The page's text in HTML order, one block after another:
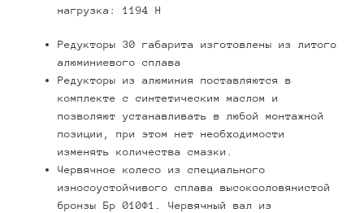
нагрузка: 1194 Н
Редукторы 30 габарита изготовлены из литого
алюминиевого сплава
Редукторы из алюминия поставляются в
комплекте с синтетическим маслом и
позволяют устанавливать в любой монтажной
позиции, при этом нет необходимости
изменять количества смазки.
Червячное колесо из специального
износоустойчивого сплава высокооловянистой
бронзы Бр 010Ф1. Червячный вал из